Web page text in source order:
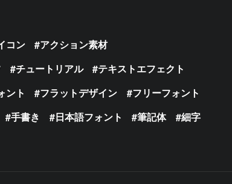
コン
アクション素材
チュートリアル
テキストエフェクト
ント フラットデザイン
フリーフォント
手書き 日本語フォント 筆記体
細字